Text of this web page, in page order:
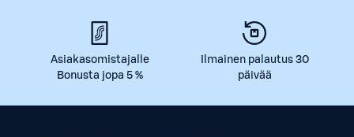
Asiakasomistajalle
Bonusta jopa 5 %
Ilmainen palautus 30
päivää